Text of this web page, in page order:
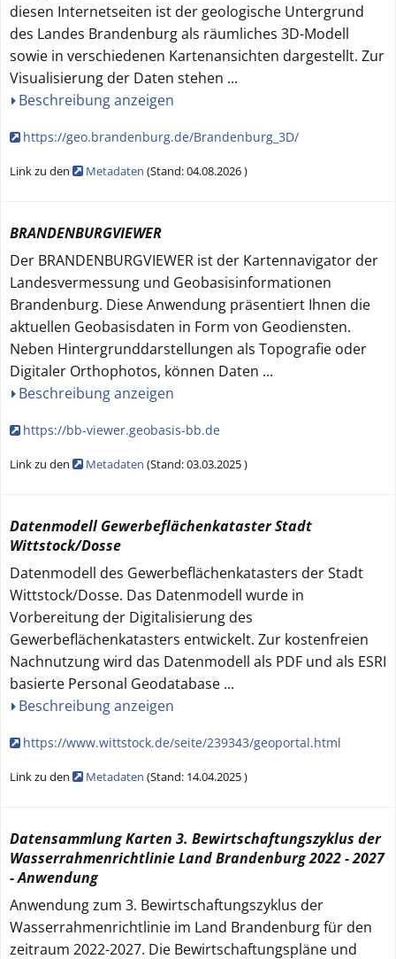
diesen Internetseiten ist der geologische Untergrund
des Landes Brandenburg als räumliches 3D-Modell
sowie in verschiedenen Kartenansichten dargestellt. Zur
Visualisierung der Daten stehen ...
Beschreibung anzeigen
https://geo.brandenburg.de/Brandenburg_3D/
Link zu den Metadaten (Stand:04.08.2026)
BRANDENBURGVIEWER
Der BRANDENBURGVIEWER ist der Kartennavigator der
Landesvermessung und Geobasisinformationen
Brandenburg. Diese Anwendung präsentiert Ihnen die
aktuellen Geobasisdaten in Form von Geodiensten.
Neben Hintergrunddarstellungen als Topografie oder
Digitaler Orthophotos, können Daten ...
Beschreibung anzeigen
https://bb-viewer.geobasis-bb.de
Link zu den Metadaten (Stand:03.03.2025)
Datenmodell Gewerbeflächenkataster Stadt
Wittstock/Dosse
Datenmodell des Gewerbeflächenkatasters der Stadt
Wittstock/Dosse. Das Datenmodell wurde in
Vorbereitung der Digitalisierung des
Gewerbeflächenkatasters entwickelt. Zur kostenfreien
Nachnutzung wird das Datenmodell als PDF und als ESRI
basierte Personal Geodatabase ...
Beschreibung anzeigen
https://www.wittstock.de/seite/239343/geoportal.html
Link zu den Metadaten (Stand: 14.04.2025)
Datensammlung Karten 3. Bewirtschaftungszyklus der
Wasserrahmenrichtlinie Land Brandenburg 2022 - 2027
- Anwendung
Anwendung zum 3. Bewirtschaftungszyklus der
Wasserrahmenrichtlinie im Land Brandenburg für den
zeitraum 2022-2027. Die Bewirtschaftungspläne und